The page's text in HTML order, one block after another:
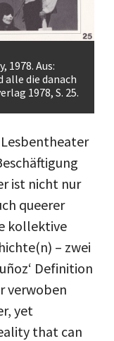
1978. Aus:
alle die danach
1978, S. 25.
ist nicht nur
queerer
kollektive
– zwei
Definition
verwoben
yet
that can